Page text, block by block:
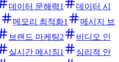
데이터 문해력1
데이터 시
메모리 최적화1
메시지 브
브랜드 마케팅2
비디오 인
실시간 메시징1
심리적 안